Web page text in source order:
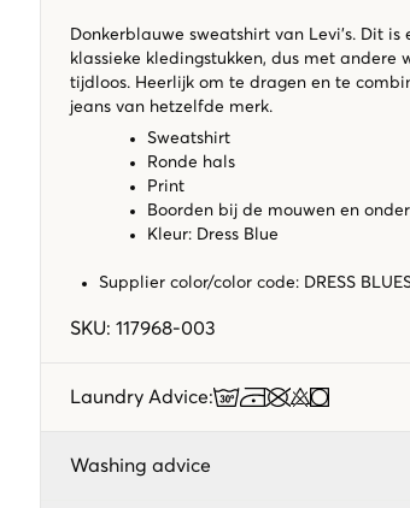
Donkerblauwe sweatshirt van Levi's. Dit is
klassieke kledingstukken, dus met andere
tijdloos. Heerlijk om te dragen en te
jeans van hetzelfde merk.
Sweatshirt
Ronde hals
Print
Boorden bij de mouwen en
Kleur: Dress Blue
Supplier color/color code: DRESS
SKU: 117968-003
Laundry Advice:
Washing advice